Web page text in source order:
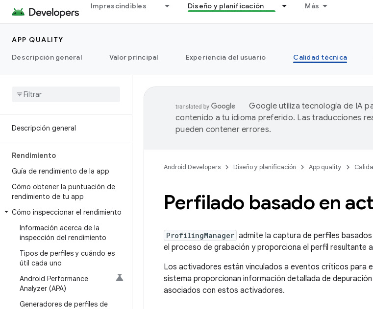
Imprescindibles Diseño y planificación Más
APP QUALITY
Descripción general
Valor principal Experiencia del usuario Calidad técnica
Descripción general
Rendimiento
Guía de rendimiento de la app
Cómo obtener la puntuación de
rendimiento de tu app
Cómo inspeccionar el rendimiento
Información acerca de la
inspección del rendimiento
Tipos de perfiles y cuándo es
útil cada uno
Android Performance
Analyzer (APA)
Generadores de perfiles de
Google utiliza tecnología de IA
contenido a tu idioma preferido. Las traducciones
pueden contener errores.
Android Developers Diseño y planificación App quality
Perfilado basado en
ProfilingManager admite la captura de perfiles
el proceso de grabación y proporciona el perfil resultante
Los activadores están vinculados a eventos críticos para
sistema proporcionan información detallada de
asociados con estos activadores.